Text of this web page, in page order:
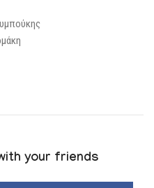
your friends